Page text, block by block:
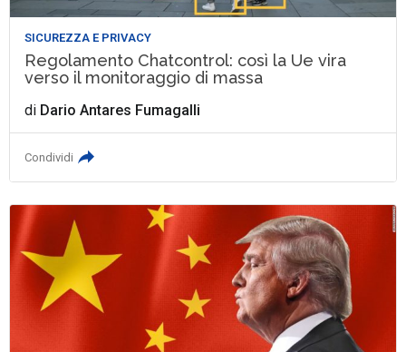
SICUREZZA E PRIVACY
Regolamento Chatcontrol: così la Ue vira
verso il monitoraggio di massa
di Dario Antares Fumagalli
Condividi